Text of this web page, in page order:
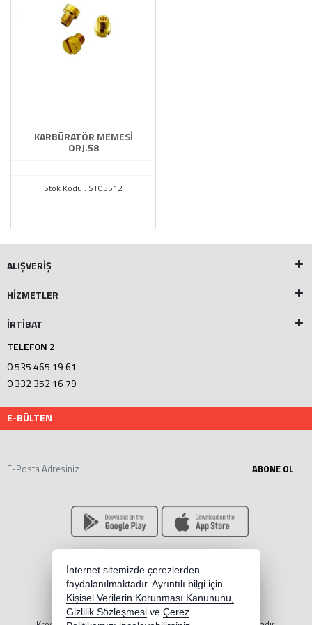
Diğer
KARBÜRATÖR MEMESİ
ORJ.58
Stok Kodu : ST05512
ALIŞVERİŞ
HİZMETLER
İRTİBAT
TELEFON 2
0 535 465 19 61
0 332 352 16 79
E-BÜLTEN
ABONE OL
Copyright 2026 mopetpar.com - Tüm hakları saklıdır.
İnternet sitemizde çerezlerden
faydalanılmaktadır. Ayrıntılı bilgi için
Kişisel Verilerin Korunması Kanununu,
Gizlilik Sözleşmesi ve Çerez